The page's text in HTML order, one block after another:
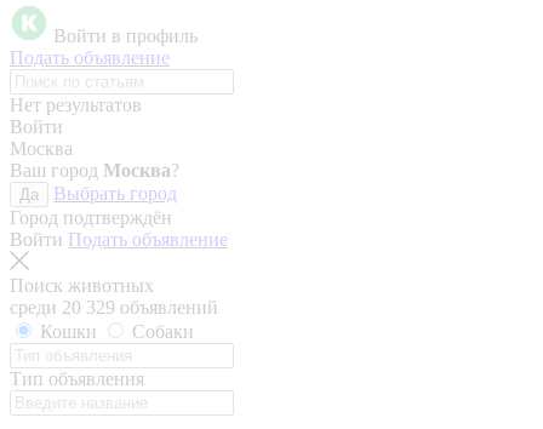
Войти в профиль
Подать объявление
Нет результатов
Войти
Москва
Ваш город Москва?
Да
Выбрать город
Город подтверждён
Войти Подать объявление
Поиск животных
среди 20 329 объявлений
Кошки
Собаки
Тип объявления